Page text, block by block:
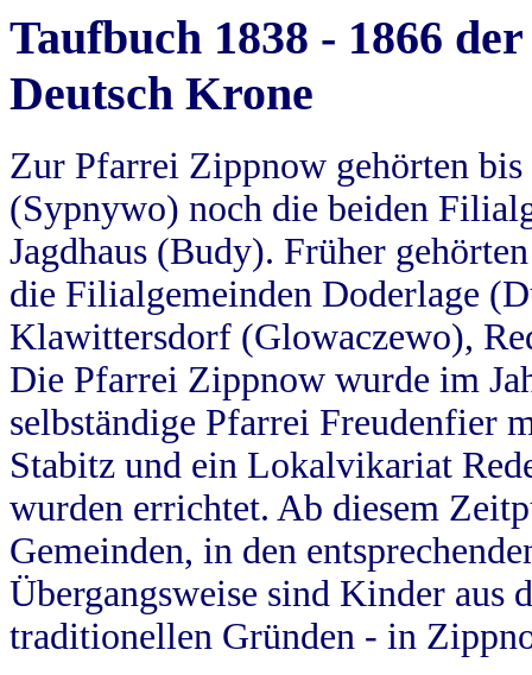
Taufbuch 1838 - 1866
Deutsch Krone
Zur Pfarrei Zippnow gehörten
(Sypnywo) noch die beiden
Jagdhaus (Budy). Früher
die Filialgemeinden Doderlage
Klawittersdorf (Glowaczewo),
Die Pfarrei Zippnow wurde im
selbständige Pfarrei Freudenfier
Stabitz und ein Lokalvikariat
wurden errichtet. Ab diesem
Gemeinden, in den
Übergangsweise sind Kinder aus
traditionellen Gründen - in